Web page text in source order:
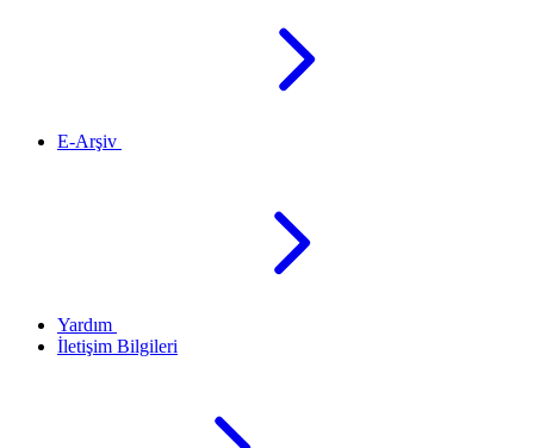
E-Arşiv
Yardım
İletişim Bilgileri